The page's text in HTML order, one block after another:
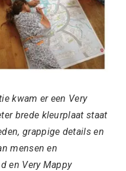
kwam er een Very
brede kleurplaat staat
grappige details en
mensen en
en Very Mappy